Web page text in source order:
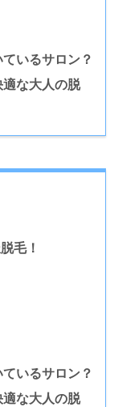
いるサロン？
な大人の脱
毛！
いるサロン？
な大人の脱